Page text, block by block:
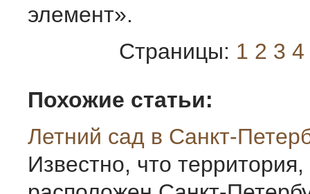
элемент».
Страницы: 1 2 3 4
Похожие статьи:
Летний сад в Санкт-
Известно, что